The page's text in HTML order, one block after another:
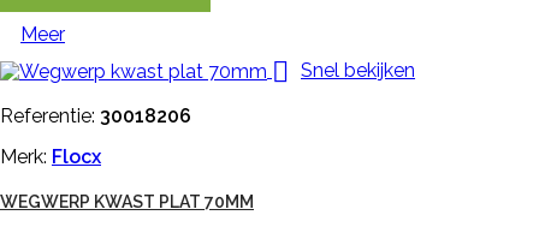
Meer
 Snel bekijken
Referentie: 30018206
Merk: Flocx
WEGWERP KWAST PLAT 70MM